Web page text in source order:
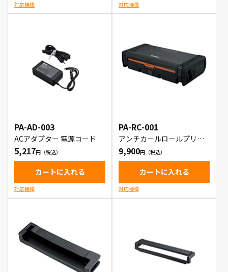
対応機種 対応機種
PA-AD-003
ACアダプター 電源コード
5,217
カートに入れる
対応機種
PA-RC-001
アンチカールロールプリン
ターケース
9,900
カートに入れる
対応機種